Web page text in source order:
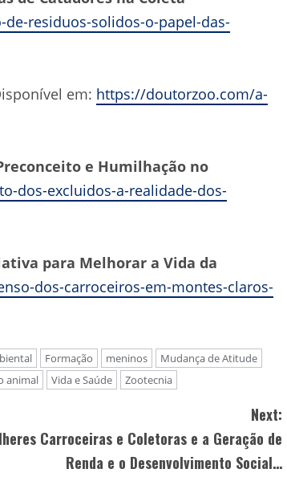
residuos-solidos-o-papel-das-
em: https://doutorzoo.com/a-
e Humilhação no
dos-excluidos-a-realidade-dos-
para Melhorar a Vida da
dos-carroceiros-em-montes-claros-
Formação meninos
Mudança de Atitude
animal Vida e Saúde Zootecnia
Next:
Carroceiras e Coletoras e a Geração de
Renda e o Desenvolvimento Social…